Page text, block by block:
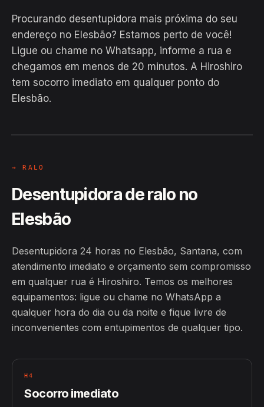
Procurando desentupidora mais próxima do seu
endereço no Elesbão? Estamos perto de você!
Ligue ou chame no Whatsapp, informe a rua e
chegamos em menos de 20 minutos. A Hiroshiro
tem socorro imediato em qualquer ponto do
Elesbão.
EM CAMPO
→ RALO
Desentupidora de ralo no
Elesbão
Desentupidora 24 horas no Elesbão, Santana, com
atendimento imediato e orçamento sem compromisso
em qualquer rua é Hiroshiro. Temos os melhores
equipamentos: ligue ou chame no WhatsApp a
qualquer hora do dia ou da noite e fique livre de
inconvenientes com entupimentos de qualquer tipo.
H4
Socorro imediato